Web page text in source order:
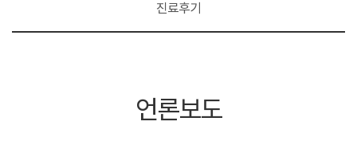
진료후기
언론보도